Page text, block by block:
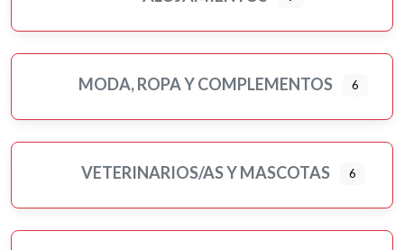
MODA, ROPA Y COMPLEMENTOS 6
VETERINARIOS/AS Y MASCOTAS 6